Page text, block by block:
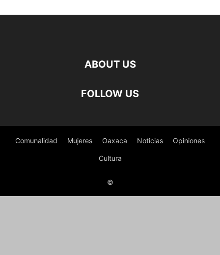
ABOUT US
FOLLOW US
Comunalidad Mujeres Oaxaca Noticias Opiniones
Cultura
©